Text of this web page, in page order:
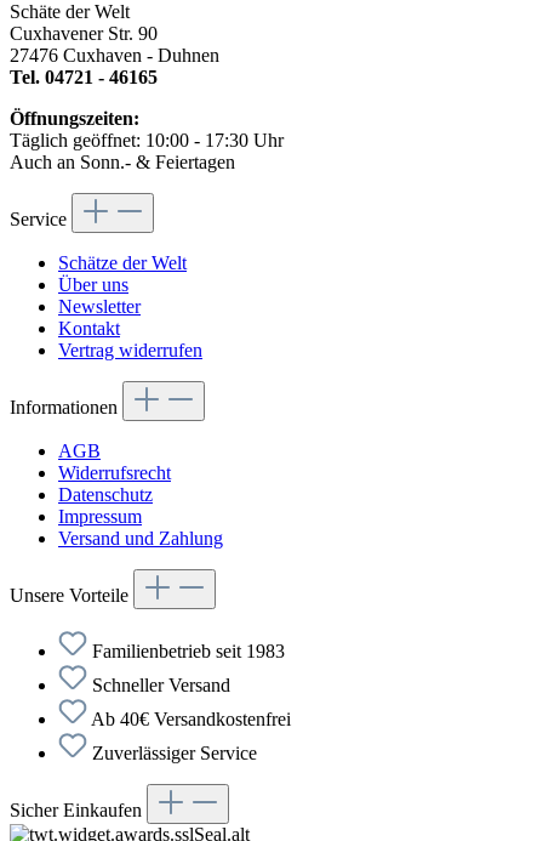
Schäte der Welt
Cuxhavener Str. 90
27476 Cuxhaven - Duhnen
Tel. 04721 - 46165
Öffnungszeiten:
Täglich geöffnet: 10:00 - 17:30 Uhr
Auch an Sonn.- & Feiertagen
Service
Schätze der Welt
Über uns
Newsletter
Kontakt
Vertrag widerrufen
Informationen
AGB
Widerrufsrecht
Datenschutz
Impressum
Versand und Zahlung
Unsere Vorteile
Familienbetrieb seit 1983
Schneller Versand
Ab 40€ Versandkostenfrei
Zuverlässiger Service
Sicher Einkaufen